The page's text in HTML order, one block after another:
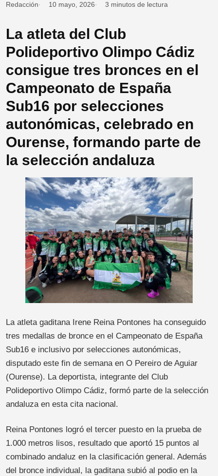
Redacción 10 mayo, 2026 3 minutos de lectura
La atleta del Club
Polideportivo Olimpo Cádiz
consigue tres bronces en el
Campeonato de España
Sub16 por selecciones
autonómicas, celebrado en
Ourense, formando parte de
la selección andaluza
La atleta gaditana Irene Reina Pontones ha conseguido
tres medallas de bronce en el Campeonato de España
Sub16 e inclusivo por selecciones autonómicas,
disputado este fin de semana en O Pereiro de Aguiar
(Ourense). La deportista, integrante del Club
Polideportivo Olimpo Cádiz, formó parte de la selección
andaluza en esta cita nacional.
Reina Pontones logró el tercer puesto en la prueba de
1.000 metros lisos, resultado que aportó 15 puntos al
combinado andaluz en la clasificación general. Además
del bronce individual, la gaditana subió al podio en la